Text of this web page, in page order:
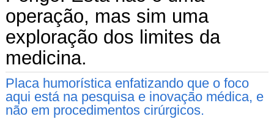
operação, mas sim uma
exploração dos limites da
medicina.
Placa humorística enfatizando que o foco
aqui está na pesquisa e inovação médica, e
não em procedimentos cirúrgicos.